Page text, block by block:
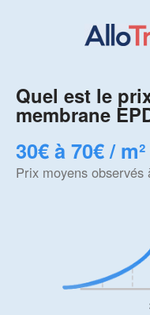
Quel est le
membrane
30€ à 70€ / m²
Prix moyens observés